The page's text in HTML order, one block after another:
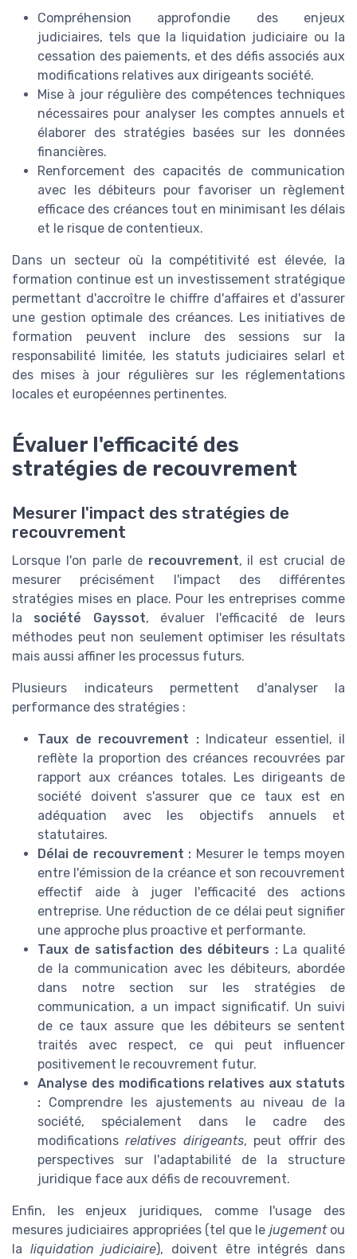
Compréhension approfondie des enjeux
judiciaires, tels que la liquidation judiciaire ou la
cessation des paiements, et des défis associés aux
modifications relatives aux dirigeants société.
Mise à jour régulière des compétences techniques
nécessaires pour analyser les comptes annuels et
élaborer des stratégies basées sur les données
financières.
Renforcement des capacités de communication
avec les débiteurs pour favoriser un règlement
efficace des créances tout en minimisant les délais
et le risque de contentieux.
Dans un secteur où la compétitivité est élevée, la
formation continue est un investissement stratégique
permettant d'accroître le chiffre d'affaires et d'assurer
une gestion optimale des créances. Les initiatives de
formation peuvent inclure des sessions sur la
responsabilité limitée, les statuts judiciaires selarl et
des mises à jour régulières sur les réglementations
locales et européennes pertinentes.
Évaluer l'efficacité des
stratégies de recouvrement
Mesurer l'impact des stratégies de
recouvrement
Lorsque l'on parle de recouvrement, il est crucial de
mesurer précisément l'impact des différentes
stratégies mises en place. Pour les entreprises comme
la société Gayssot, évaluer l'efficacité de leurs
méthodes peut non seulement optimiser les résultats
mais aussi affiner les processus futurs.
Plusieurs indicateurs permettent d'analyser la
performance des stratégies :
Taux de recouvrement :Indicateur essentiel, il
reflète la proportion des créances recouvrées par
rapport aux créances totales. Les dirigeants de
société doivent s'assurer que ce taux est en
adéquation avec les objectifs annuels et
statutaires.
Délai de recouvrement : Mesurer le temps moyen
entre l'émission de la créance et son recouvrement
effectif aide à juger l'efficacité des actions
entreprise. Une réduction de ce délai peut signifier
une approche plus proactive et performante.
Taux de satisfaction des débiteurs :La qualité
de la communication avec les débiteurs, abordée
dans notre section sur les stratégies de
communication, a un impact significatif. Un suivi
de ce taux assure que les débiteurs se sentent
traités avec respect, ce qui peut influencer
positivement le recouvrement futur.
Analyse des modifications relatives aux statuts
: Comprendre les ajustements au niveau de la
société, spécialement dans le cadre des
modificationsrelatives dirigeants, peut offrir des
perspectives sur l'adaptabilité de la structure
juridique face aux défis de recouvrement.
Enfin, les enjeux juridiques, comme l'usage des
mesures judiciaires appropriées (tel que le jugementou
la liquidation judiciaire), doivent être intégrés dans